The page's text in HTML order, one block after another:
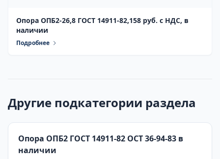
Опора ОПБ2-26,8 ГОСТ 14911-82,158 руб. с НДС, в
наличии
Подробнее
Другие подкатегории раздела
Опора ОПБ2 ГОСТ 14911-82 ОСТ 36-94-83 в
наличии